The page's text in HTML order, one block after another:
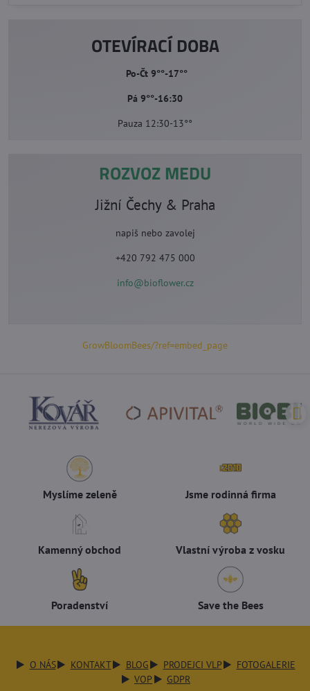
OTEVÍRACÍ DOBA
Po-Čt 9°°-17°°
Pá 9°°-16:30
Pauza 12:30-13°°
ROZVOZ MEDU
Jižní Čechy & Praha
napiš nebo zavolej
+420 792 475 000
info@bioflower.cz
GrowBloomBees/?ref=embed_page
Myslíme zeleně Jsme rodinná firma
Kamenný obchod Vlastní výroba z vosku
Poradenství Save the Bees
O NÁS KONTAKT BLOG PRODEJCI VLP
FOTOGALERIE
VOP
GDPR